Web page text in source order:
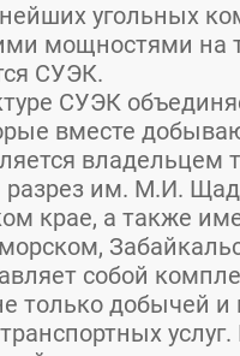
угольных
мощностями на
СУЭК.
СУЭК
вместе
владельцем
разрез им. М.И.
крае, а также
собой
только добычей и